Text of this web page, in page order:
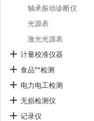
轴承振动诊断仪
光源表
激光光源表
计量校准仪器
食品**检测
电力电工检测
无损检测仪
记录仪